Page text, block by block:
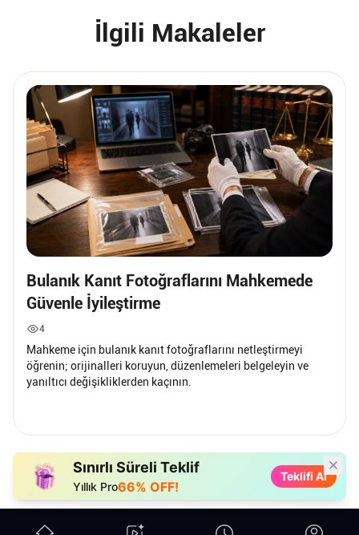
İlgili Makaleler
Bulanık Kanıt Fotoğraflarını Mahkemede
Güvenle İyileştirme
4
Mahkeme için bulanık kanıt fotoğraflarını netleştirmeyi
öğrenin; orijinalleri koruyun, düzenlemeleri belgeleyin ve
yanıltıcı değişikliklerden kaçının.
Sınırlı Süreli Teklif
Yıllık Pro66% OFF!
Teklifi Al